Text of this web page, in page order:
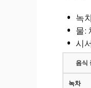
녹
물:
시
음식
녹차